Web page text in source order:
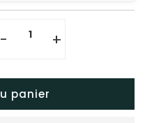
- +
panier